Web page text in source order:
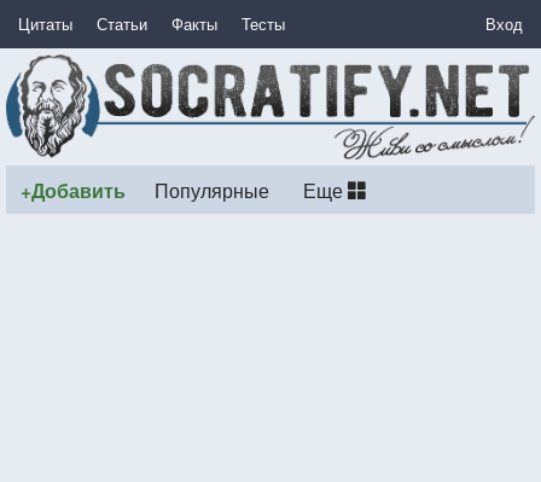
Цитаты Статьи Факты Тесты Вход
+Добавить Популярные Еще